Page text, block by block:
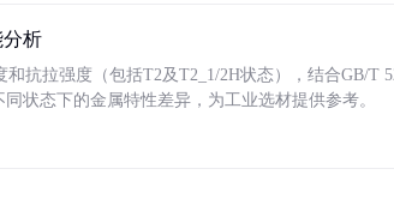
析
抗拉强度（包括T2及T2_1/2H状态），结合GB/T
状态下的金属特性差异，为工业选材提供参考。